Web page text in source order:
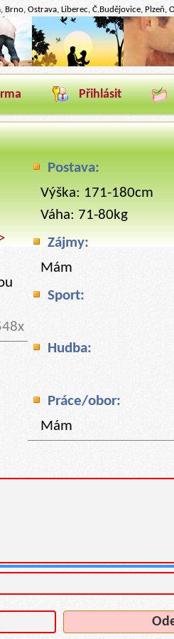
Ostrava, Liberec, Č.Budějovice, Plzeň,
Přihlásit
Postava:
Výška: 171-180cm
Váha: 71-80kg
Zájmy:
Mám
Sport:
Hudba:
Práce/obor:
Mám